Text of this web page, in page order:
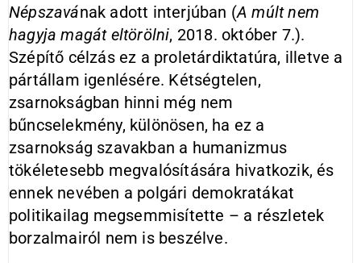
Népszavának adott interjúban (A múlt nem
hagyja magát eltörölni, 2018. október 7.).
Szépítő célzás ez a proletárdiktatúra, illetve a
pártállam igenlésére. Kétségtelen,
zsarnokságban hinni még nem
bűncselekmény, különösen, ha ez a
zsarnokság szavakban a humanizmus
tökéletesebb megvalósítására hivatkozik, és
ennek nevében a polgári demokratákat
politikailag megsemmisítette – a részletek
borzalmairól nem is beszélve.